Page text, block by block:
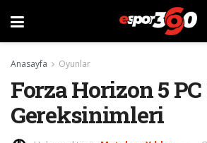
Anasayfa Oyunlar
Forza Horizon 5
Gereksinimleri